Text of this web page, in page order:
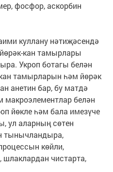
фосфор, аскорбин
куллану нәтиҗәсендә
кан тамырлары
Укроп ботагы белән
тамырларын һәм йөрәк
анетин бар, бу матдә
белән
йөкле һәм бала имезүче
ул аларның сөтен
тынычландыра,
көйли,
чистарта,